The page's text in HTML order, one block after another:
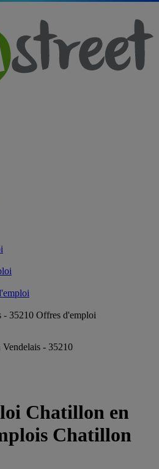
- 35210 Offres d'emploi
- 35210
Chatillon en
Chatillon